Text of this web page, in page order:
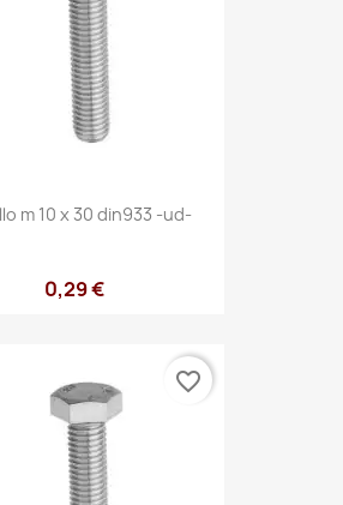
m 10 x 30 din933 -ud-
0,29 €
favorite_border